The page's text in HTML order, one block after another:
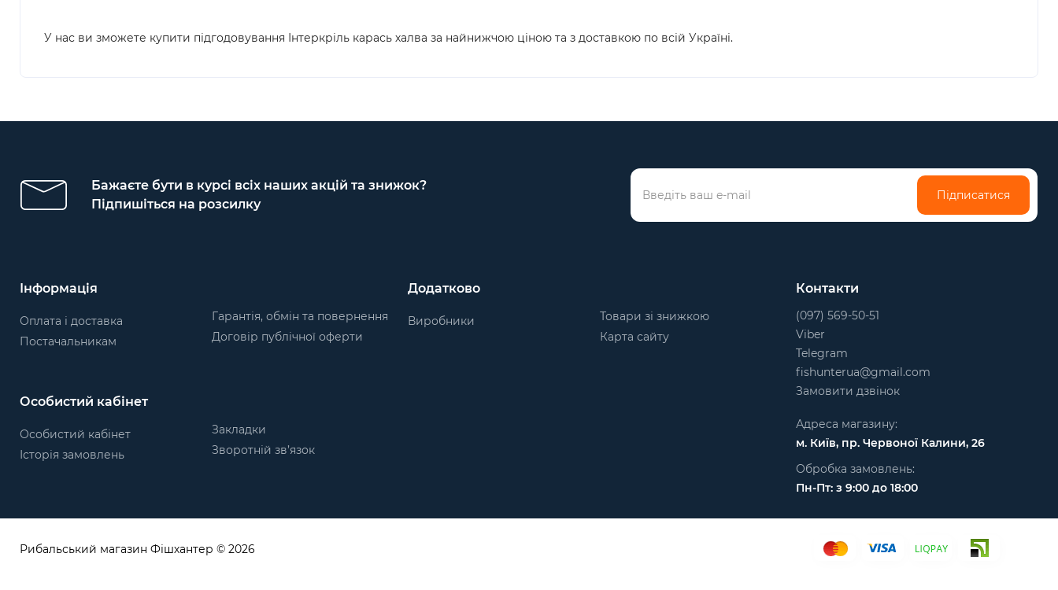
У нас ви зможете купити підгодовування Інтеркріль карась халва за найнижчою ціною та з доставкою по всій Україні.
Бажаєте бути в курсі всіх наших акцій та знижок?
Підпишіться на розсилку
Підписатися
Інформація
Оплата і доставка
Постачальникам
Гарантія, обмін та повернення
Договір публічної оферти
Додатково
Виробники
Товари зі знижкою
Карта сайту
Особистий кабінет
Особистий кабінет
Історія замовлень
Закладки
Зворотній зв’язок
Контакти
(097) 569-50-51
Viber
Telegram
fishunterua@gmail.com
Замовити дзвінок
Адреса магазину:
м. Київ, пр. Червоної Калини, 26
Обробка замовлень:
Пн-Пт: з 9:00 до 18:00
Рибальський магазин Фішхантер © 2026